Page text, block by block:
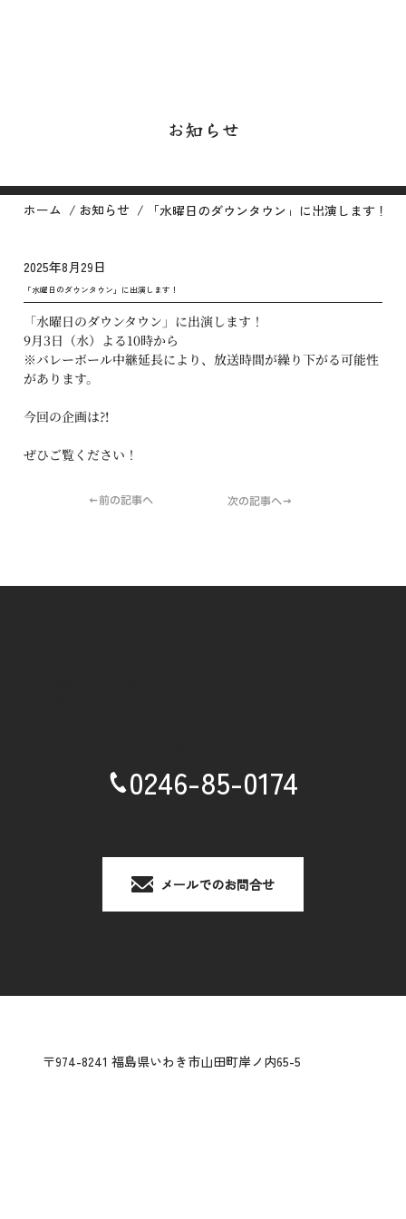
お知らせ
ホーム / お知らせ / 「水曜日のダウンタウン」に出演します！
2025年8月29日
「水曜日のダウンタウン」に出演します！
「水曜日のダウンタウン」に出演します！
9月3日（水）よる10時から
※バレーボール中継延長により、放送時間が繰り下がる可能性
があります。
今回の企画は⁈
ぜひご覧ください！
←前の記事へ 次の記事へ→
0246-85-0174
メールでのお問合せ
〒974-8241 福島県いわき市山田町岸ノ内65-5